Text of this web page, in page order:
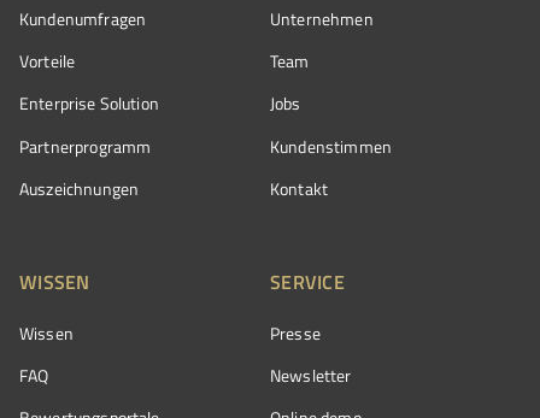
Kundenumfragen
Vorteile
Enterprise Solution
Partnerprogramm
Auszeichnungen
Unternehmen
Team
Jobs
Kundenstimmen
Kontakt
WISSEN
Wissen
FAQ
SERVICE
Presse
Newsletter